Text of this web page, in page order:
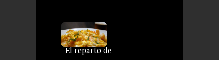
El reparto de